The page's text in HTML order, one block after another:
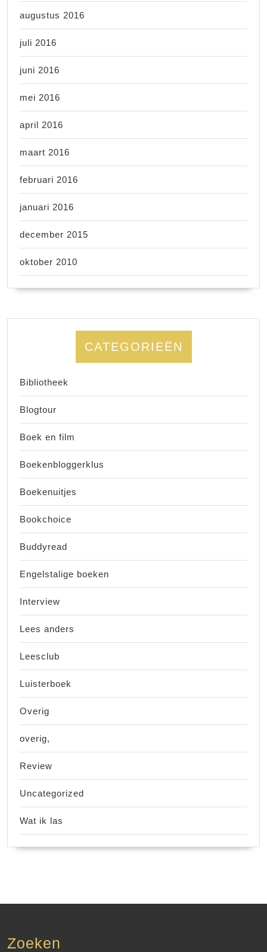
augustus 2016
juli 2016
juni 2016
mei 2016
april 2016
maart 2016
februari 2016
januari 2016
december 2015
oktober 2010
CATEGORIEËN
Bibliotheek
Blogtour
Boek en film
Boekenbloggerklus
Boekenuitjes
Bookchoice
Buddyread
Engelstalige boeken
Interview
Lees anders
Leesclub
Luisterboek
Overig
overig,
Review
Uncategorized
Wat ik las
Zoeken